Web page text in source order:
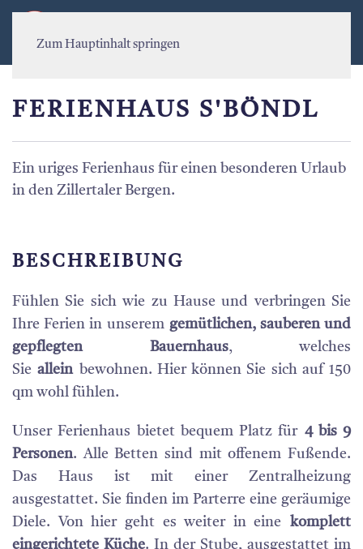
Zum Hauptinhalt springen
FERIENHAUS S'BÖNDL
Ein uriges Ferienhaus für einen besonderen Urlaub
in den Zillertaler Bergen.
BESCHREIBUNG
Fühlen Sie sich wie zu Hause und verbringen Sie
Ihre Ferien in unserem gemütlichen, sauberen und
gepflegten Bauernhaus, welches
Siealleinbewohnen. Hier können Sie sich auf 150
qm wohl fühlen.
Unser Ferienhaus bietet bequem Platz für 4 bis 9
Personen. Alle Betten sind mit offenem Fußende.
Das Haus ist mit einer Zentralheizung
ausgestattet. Sie finden im Parterre eine geräumige
Diele. Von hier geht es weiter in eine komplett
eingerichtete Küche. In der Stube, ausgestattet im